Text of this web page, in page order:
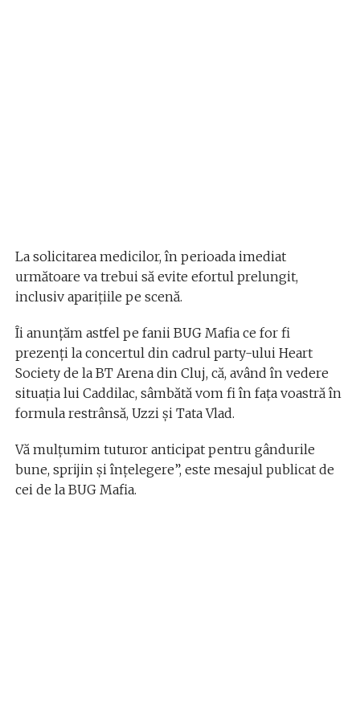
La solicitarea medicilor, în perioada imediat
următoare va trebui să evite efortul prelungit,
inclusiv aparițiile pe scenă.
Îi anunțăm astfel pe fanii BUG Mafia ce for fi
prezenți la concertul din cadrul party-ului Heart
Society de la BT Arena din Cluj, că, având în vedere
situația lui Caddilac, sâmbătă vom fi în fața voastră în
formula restrânsă, Uzzi și Tata Vlad.
Vă mulțumim tuturor anticipat pentru gândurile
bune, sprijin și înțelegere”, este mesajul publicat de
cei de la BUG Mafia.